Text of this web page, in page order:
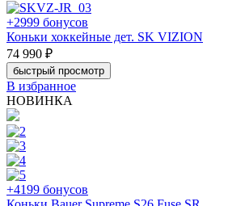
+2999 бонусов
Коньки хоккейные дет. SK VIZION
74 990 ₽
быстрый просмотр
В избранное
НОВИНКА
+4199 бонусов